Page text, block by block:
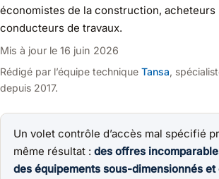
économistes de la construction,
conducteurs de travaux.
Mis à jour le 16 juin 2026
Rédigé par l’équipe technique Tansa,
depuis 2017.
Un volet contrôle d’accès mal spécifié
même résultat : des offres
des équipements sous-dimensionnés